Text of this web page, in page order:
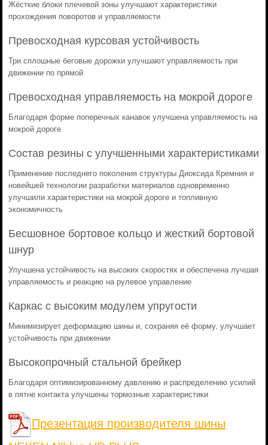
Жёсткие блоки плечевой зоны улучшают характеристики
прохождения поворотов и управляемости
Превосходная курсовая устойчивость
Три сплошные беговые дорожки улучшают управляемость при
движении по прямой
Превосходная управляемость на мокрой дороге
Благодаря форме поперечных канавок улучшена управляемость на
мокрой дороге
Состав резины с улучшенными характеристиками
Применение последнего поколения структуры Диоксида Кремния и
новейшей технологии разработки материалов одновременно
улучшили характеристики на мокрой дороге и топливную
экономичность
Бесшовное бортовое кольцо и жесткий бортовой
шнур
Улучшена устойчивость на высоких скоростях и обеспечена лучшая
управляемость и реакцию на рулевое управление
Каркас с высоким модулем упругости
Минимизирует деформацию шины и, сохраняя её форму, улучшает
устойчивость при движении
Высокопрочный стальной брейкер
Благодаря оптимизированному давлению и распределению усилий
в пятне контакта улучшены тормозные характеристики
Презентация производителя шины